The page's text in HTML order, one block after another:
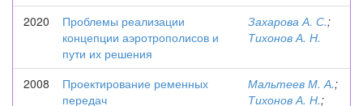
2020
Проблемы реализации
концепции аэротрополисов и
пути их решения
Захарова А. С.;
Тихонов А. Н.
2008
Проектирование ременных
передач
Мальтеев М. А.;
Тихонов А. Н.;